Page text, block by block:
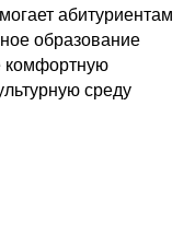
абитуриентам
образование
комфортную
среду